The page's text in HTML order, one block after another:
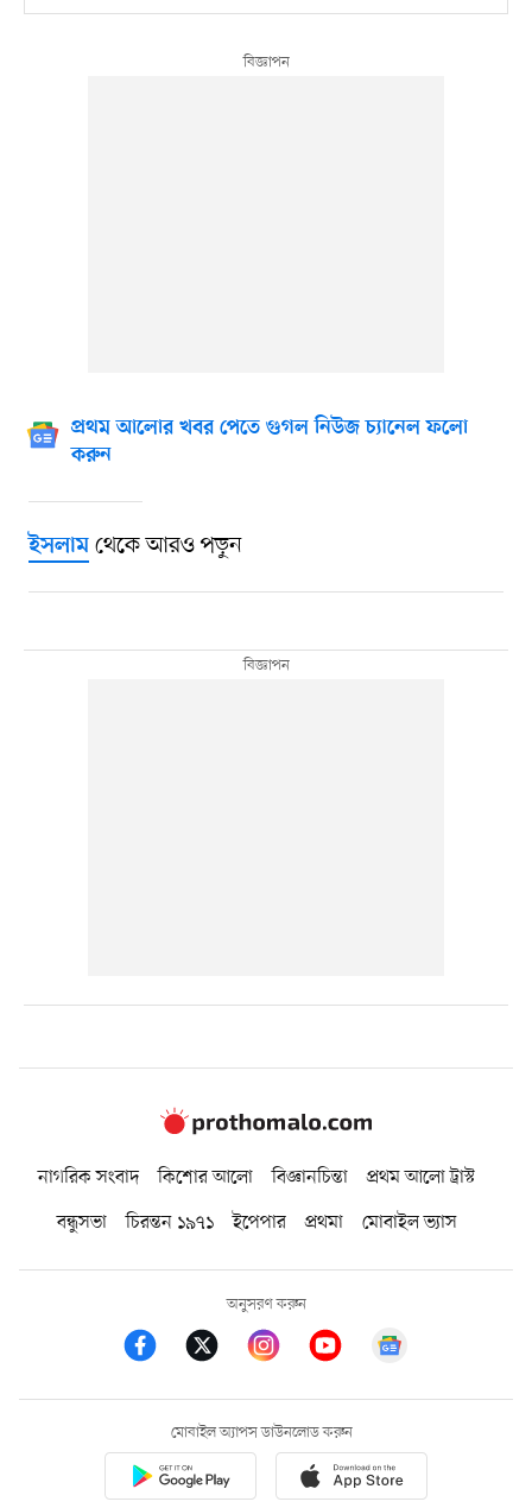
প্রথম আলোর খবর পেতে গুগল নিউজ চ্যানেল ফলো
করুন
ইসলামথেকে আরও পড়ুন
নাগরিক সংবাদ কিশোর আলো বিজ্ঞানচিন্তা
প্রথম আলো ট্রাস্ট
বন্ধুসভা
চিরন্তন ১৯৭১ ইপেপার প্রথমা মোবাইল ভ্যাস
অনুসরণ করুন
মোবাইল অ্যাপস ডাউনলোড করুন